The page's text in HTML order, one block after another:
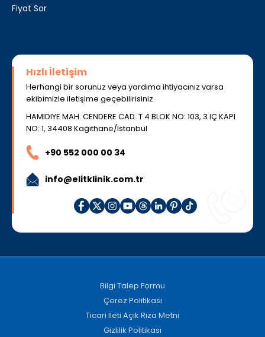
Fiyat Sor
Hızlı İletişim
Herhangi bir sorunuz veya yardıma ihtiyacınız varsa
ekibimizle iletişime geçebilirisiniz.
HAMIDIYE MAH. CENDERE CAD. T 4 BLOK NO: 103, 3 IÇ KAPI
NO: 1, 34408 Kağıthane/İstanbul
+90 552 000 00 34
info@elitklinik.com.tr
Bilgi Talep Formu
Çerez Politikası
Ticari İleti Açık Rıza Metni
Gizlilik Politikası